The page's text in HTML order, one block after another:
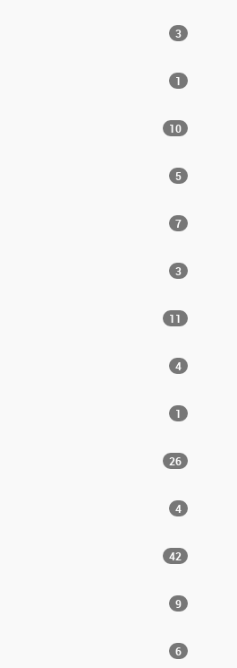
3
1
10
5
7
3
11
4
1
26
4
42
9
6